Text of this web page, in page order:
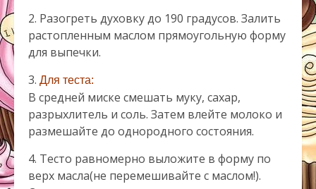
2. Разогреть духовку до 190 градусов. Залить
растопленным маслом прямоугольную форму
для выпечки.
3. Для теста:
В средней миске смешать муку, сахар,
разрыхлитель и соль. Затем влейте молоко и
размешайте до однородного состояния.
4. Тесто равномерно выложите в форму по
верх масла(не перемешивайте с маслом!).